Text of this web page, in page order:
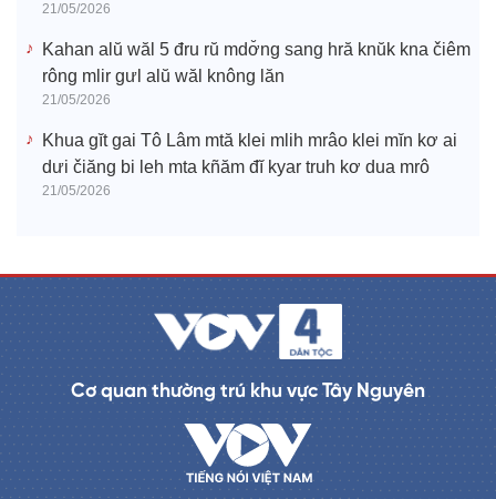
21/05/2026
Kahan alŭ wăl 5 đru rŭ mdơ̆ng sang hră knŭk kna čiêm
rông mlir gưl alŭ wăl knông lăn
21/05/2026
Khua gĭt gai Tô Lâm mtă klei mlih mrâo klei mĭn kơ ai
dưi čiăng bi leh mta kñăm đĭ kyar truh kơ dua mrô
21/05/2026
Cơ quan thường trú khu vực Tây Nguyên